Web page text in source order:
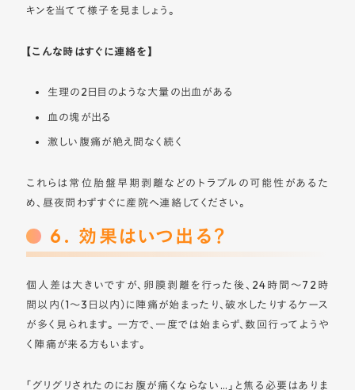
キンを当てて様子を見ましょう。
【こんな時はすぐに連絡を】
生理の2日目のような大量の出血がある
血の塊が出る
激しい腹痛が絶え間なく続く
これらは常位胎盤早期剥離などのトラブルの可能性があるた
め、昼夜問わずすぐに産院へ連絡してください。
6. 効果はいつ出る？
個人差は大きいですが、卵膜剥離を行った後、24時間〜72時
間以内（1〜3日以内）に陣痛が始まったり、破水したりするケース
が多く見られます。 一方で、一度では始まらず、数回行ってようや
く陣痛が来る方もいます。
「グリグリされたのにお腹が痛くならない…」と焦る必要はありま